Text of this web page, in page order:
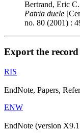
Bertrand, Eric
Patria duele
no. 80 (2001) :
Export the
RIS
EndNote, Papers,
ENW
EndNote (version